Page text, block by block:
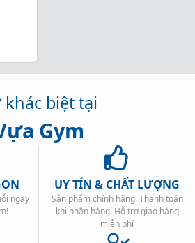
khác biệt tại
Gym
ngày
UY TÍN & CHẤT LƯỢNG
Sản phẩm chính hãng. Thanh toán
khi nhận hàng. Hỗ trợ giao hàng
miễn phí